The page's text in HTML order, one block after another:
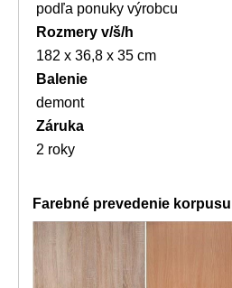
podľa ponuky výrobcu
Rozmery v/š/h
182 x 36,8 x 35 cm
Balenie
demont
Záruka
2 roky
Farebné prevedenie korpusu